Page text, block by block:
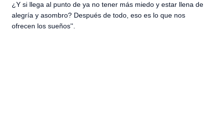
¿Y si llega al punto de ya no tener más miedo y estar llena de
alegría y asombro? Después de todo, eso es lo que nos
ofrecen los sueños''.